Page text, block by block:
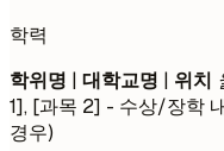
학력
학위명 | 대학교명 | 위치
1], [과목 2] - 수상/장학
경우)